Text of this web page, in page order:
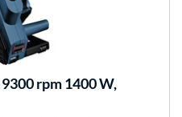
rpm 1400 W,